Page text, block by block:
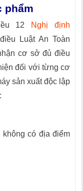
phẩm
12
Nghị định
Luật An Toàn
cơ sở đủ điều
đối với từng cơ
sản xuất độc lập
có địa điểm